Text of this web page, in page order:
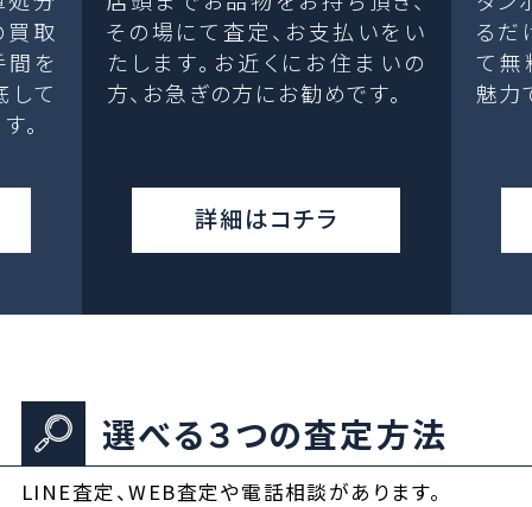
取
間を
して
。
その場にて査定、お支払いをい
たします。お近くにお住まいの
方、お急ぎの方にお勧めです。
詳細はコチラ
るだ
て無
魅力
選べる３つの査定方法
LINE査定、WEB査定や電話相談があります。